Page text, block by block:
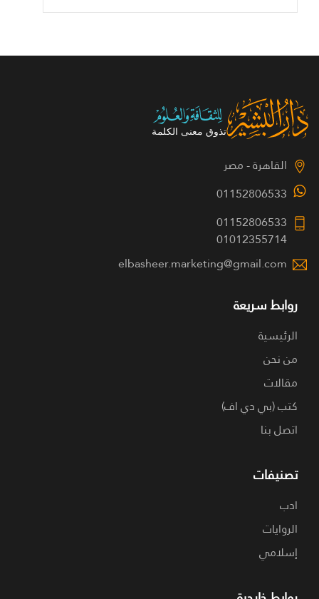
القاهرة - مصر
01152806533
01152806533
01012355714
elbasheer.marketing@gmail.com
روابط سريعة
الرئيسية
من نحن
مقالات
كتب (بي دي اف)
اتصل بنا
تصنيفات
ادب
الروايات
إسلامي